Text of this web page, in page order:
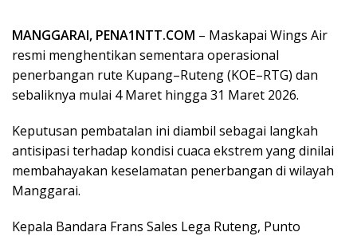
MANGGARAI, PENA1NTT.COM – Maskapai Wings Air
resmi menghentikan sementara operasional
penerbangan rute Kupang–Ruteng (KOE–RTG) dan
sebaliknya mulai 4 Maret hingga 31 Maret 2026.
Keputusan pembatalan ini diambil sebagai langkah
antisipasi terhadap kondisi cuaca ekstrem yang dinilai
membahayakan keselamatan penerbangan di wilayah
Manggarai.
Kepala Bandara Frans Sales Lega Ruteng, Punto